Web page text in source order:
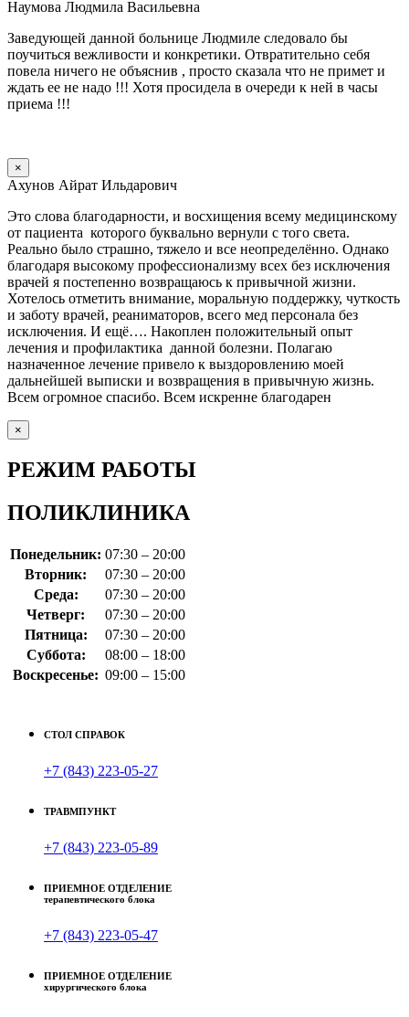
Наумова Людмила Васильевна
Заведующей данной больнице Людмиле следовало бы
поучиться вежливости и конкретики. Отвратительно себя
повела ничего не объяснив , просто сказала что не примет и
ждать ее не надо !!! Хотя просидела в очереди к ней в часы
приема !!!
×
Ахунов Айрат Ильдарович
Это слова благодарности, и восхищения всему медицинскому
от пациента которого буквально вернули с того света.
Реально было страшно, тяжело и все неопределённо. Однако
благодаря высокому профессионализму всех без исключения
врачей я постепенно возвращаюсь к привычной жизни.
Хотелось отметить внимание, моральную поддержку, чуткость
и заботу врачей, реаниматоров, всего мед персонала без
исключения. И ещё…. Накоплен положительный опыт
лечения и профилактика данной болезни. Полагаю
назначенное лечение привело к выздоровлению моей
дальнейшей выписки и возвращения в привычную жизнь.
Всем огромное спасибо. Всем искренне благодарен
×
РЕЖИМ РАБОТЫ
ПОЛИКЛИНИКА
Понедельник: 07:30 – 20:00
Вторник:
07:30 – 20:00
Среда:
07:30 – 20:00
Четверг:
07:30 – 20:00
Пятница:
07:30 – 20:00
Суббота:
08:00 – 18:00
Воскресенье: 09:00 – 15:00
СТОЛ СПРАВОК
+7 (843) 223-05-27
ТРАВМПУНКТ
+7 (843) 223-05-89
ПРИЕМНОЕ ОТДЕЛЕНИЕ
терапевтического блока
+7 (843) 223-05-47
ПРИЕМНОЕ ОТДЕЛЕНИЕ
хирургического блока